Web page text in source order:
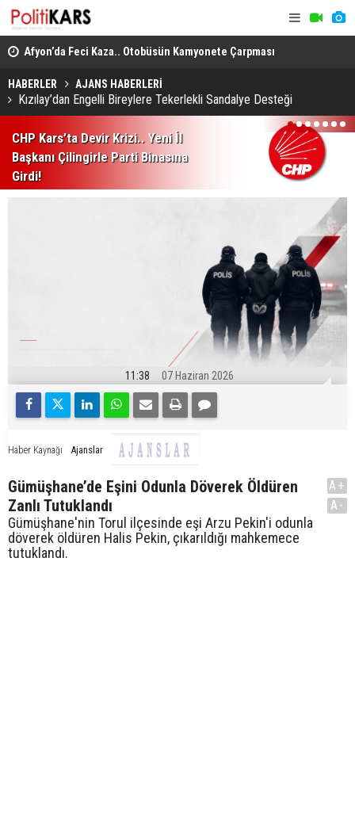
1’i Afyon’da Feci Kaza.. Otobüsün Kamyonete Çarpması
Sonucu 1 Kişi Öldü, 15 Kişi Yaralandı!
HABERLER AJANS HABERLERİ
Kızılay’dan Engelli Bireylere Tekerlekli Sandalye Desteği
CHP Kars’ta Devir Krizi.. Yeni İl
Başkanı Çilingirle Parti Binasına
Girdi!
1 2 3 4 5 6 7
11:38 07 Haziran 2026
Haber Kaynağı Ajanslar
Gümüşhane’de Eşini Odunla Döverek Öldüren
Zanlı Tutuklandı
Gümüşhane'nin Torul ilçesinde eşi Arzu Pekin'i odunla
döverek öldüren Halis Pekin, çıkarıldığı mahkemece
tutuklandı.
A+
A-